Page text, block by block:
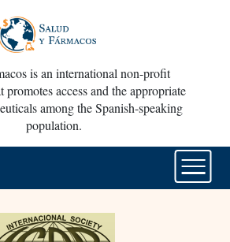
is an international non-profit
promotes access and the appropriate
among the Spanish-speaking
population.